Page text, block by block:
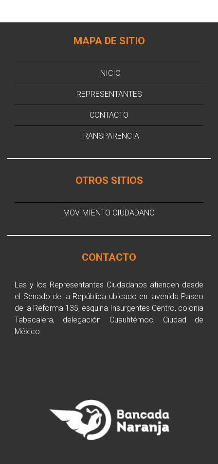
MAPA DE SITIO
INICIO
REPRESENTANTES
CONTACTO
TRANSPARENCIA
OTROS SITIOS
MOVIMIENTO CIUDADANO
CONTACTO
Las y los Representantes Ciudadanos atienden desde
el Senado de la República ubicado en: avenida Paseo
de la Reforma 135, esquina Insurgentes Centro, colonia
Tabacalera, delegación Cuauhtémoc, Ciudad de
México.